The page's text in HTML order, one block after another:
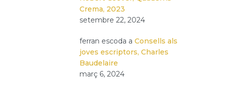
Crema, 2023
setembre 22, 2024
ferran escoda a Consells als
joves escriptors, Charles
Baudelaire
març 6, 2024